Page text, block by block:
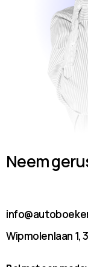
Neem
Wipmolenlaan 1,